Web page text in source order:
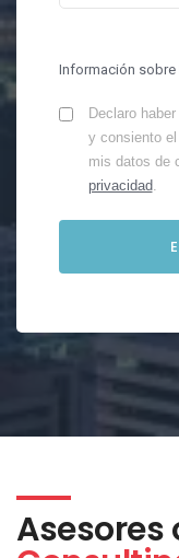
Información sobre
Declaro
y consiento
mis datos de
privacidad.
Asesores